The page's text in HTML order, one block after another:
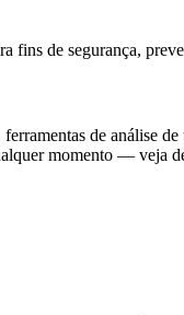
fins de segurança,
de análise
momento — veja